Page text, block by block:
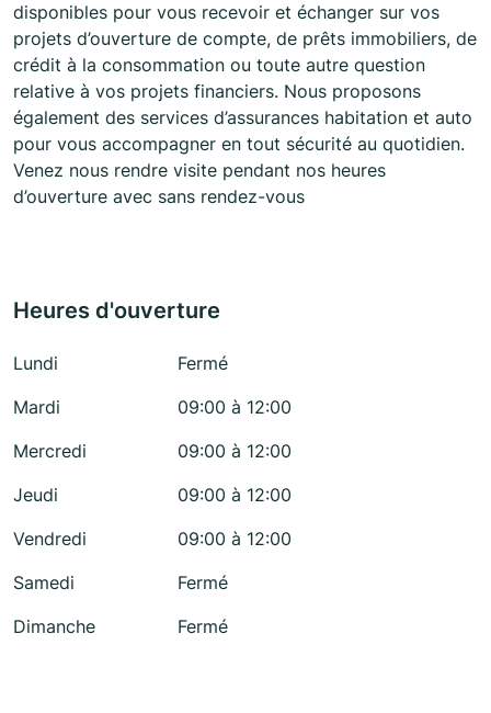
disponibles pour vous recevoir et échanger sur vos
projets d’ouverture de compte, de prêts immobiliers, de
crédit à la consommation ou toute autre question
relative à vos projets financiers. Nous proposons
également des services d’assurances habitation et auto
pour vous accompagner en tout sécurité au quotidien.
Venez nous rendre visite pendant nos heures
d’ouverture avec sans rendez-vous
Heures d'ouverture
Lundi
Fermé
Mardi
09:00 à 12:00
Mercredi
09:00 à 12:00
Jeudi
09:00 à 12:00
Vendredi
09:00 à 12:00
Samedi
Fermé
Dimanche
Fermé